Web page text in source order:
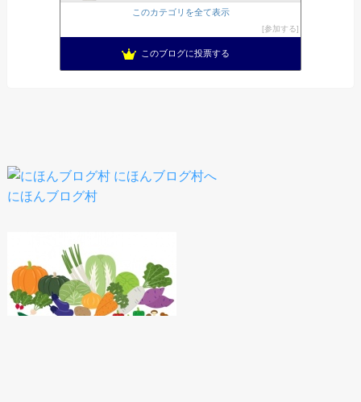
このカテゴリを全て表示
参加する
このブログに投票する
にほんブログ村